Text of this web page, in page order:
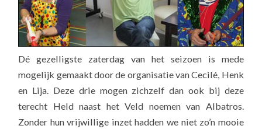
Dé gezelligste zaterdag van het seizoen is mede
mogelijk gemaakt door de organisatie van Cecilé, Henk
en Lija. Deze drie mogen zichzelf dan ook bij deze
terecht Held naast het Veld noemen van Albatros.
Zonder hun vrijwillige inzet hadden we niet zo’n mooie